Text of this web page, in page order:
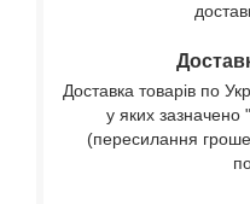
Доставка товарів по
у яких зазначено
(пересилання